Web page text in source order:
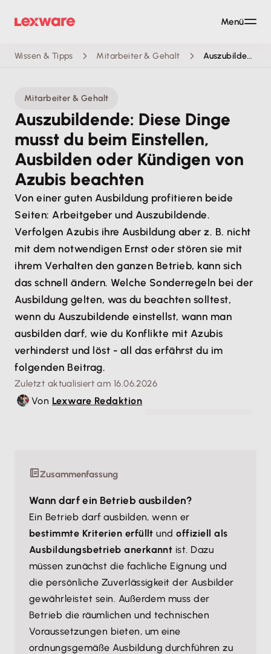
Wissen & Tipps Mitarbeiter & Gehalt Auszubildende
Mitarbeiter & Gehalt
Auszubildende: Diese Dinge
musst du beim Einstellen,
Ausbilden oder Kündigen von
Azubis beachten
Von einer guten Ausbildung profitieren beide
Seiten: Arbeitgeber und Auszubildende.
Verfolgen Azubis ihre Ausbildung aber z. B. nicht
mit dem notwendigen Ernst oder stören sie mit
ihrem Verhalten den ganzen Betrieb, kann sich
das schnell ändern. Welche Sonderregeln bei der
Ausbildung gelten, was du beachten solltest,
wenn du Auszubildende einstellst, wann man
ausbilden darf, wie du Konflikte mit Azubis
verhinderst und löst - all das erfährst du im
folgenden Beitrag.
Zuletzt aktualisiert am 16.06.2026
Von Lexware Redaktion
Zusammenfassung
Wann darf ein Betrieb ausbilden?
Ein Betrieb darf ausbilden, wenn er
bestimmte Kriterien erfüllt undoffiziell als
Ausbildungsbetrieb anerkannt ist. Dazu
müssen zunächst die fachliche Eignung und
die persönliche Zuverlässigkeit der Ausbilder
gewährleistet sein. Außerdem muss der
Betrieb die räumlichen und technischen
Voraussetzungen bieten, um eine
ordnungsgemäße Ausbildung durchführen zu
Menü